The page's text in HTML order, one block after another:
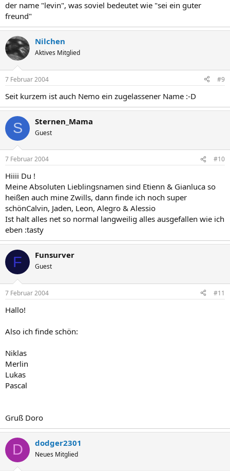
der name "levin", was soviel bedeutet wie "sei ein guter
freund"
Nilchen
Aktives Mitglied
7 Februar 2004 #9
Seit kurzem ist auch Nemo ein zugelassener Name :-D
S Sternen_Mama
Guest
7 Februar 2004 #10
Hiiii Du !
Meine Absoluten Lieblingsnamen sind Etienn & Gianluca so
heißen auch mine Zwills, dann finde ich noch super
schönCalvin, Jaden, Leon, Alegro & Alessio
Ist halt alles net so normal langweilig alles ausgefallen wie ich
eben :tasty
F Funsurver
Guest
7 Februar 2004 #11
Hallo!
Also ich finde schön:
Niklas
Merlin
Lukas
Pascal
Gruß Doro
D dodger2301
Neues Mitglied